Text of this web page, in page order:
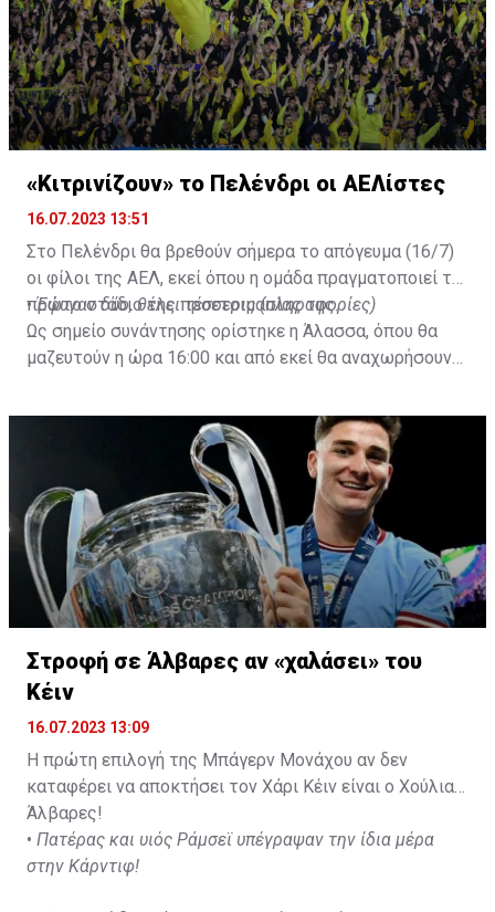
pic.twitter.com/Z0SmniQXIP
— Ben Jacobs (@JacobsBen)July 15, 2023
«Κιτρινίζουν» το Πελένδρι οι ΑΕΛίστες
16.07.2023 13:51
Στο Πελένδρι θα βρεθούν σήμερα το απόγευμα (16/7)
οι φίλοι της ΑΕΛ, εκεί όπου η ομάδα πραγματοποιεί το
πρώτο στάδιο της προετοιμασίας της.
•Έφυγαν δύο, θέλει τέσσερις (πληροφορίες)
Ως σημείο συνάντησης ορίστηκε η Άλασσα, όπου θα
μαζευτούν η ώρα 16:00 και από εκεί θα αναχωρήσουν
Στροφή σε Άλβαρες αν «χαλάσει» του
Κέιν
16.07.2023 13:09
Η πρώτη επιλογή της Μπάγερν Μονάχου αν δεν
καταφέρει να αποκτήσει τον Χάρι Κέιν είναι ο Χούλιαν
Άλβαρες!
• Πατέρας και υιός Ράμσεϊ υπέγραψαν την ίδια μέρα
στην Κάρντιφ!